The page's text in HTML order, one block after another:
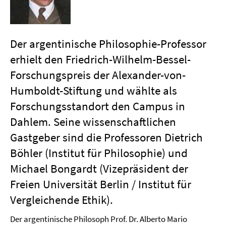
Der argentinische Philosophie-Professor
erhielt den Friedrich-Wilhelm-Bessel-
Forschungspreis der Alexander-von-
Humboldt-Stiftung und wählte als
Forschungsstandort den Campus in
Dahlem. Seine wissenschaftlichen
Gastgeber sind die Professoren Dietrich
Böhler (Institut für Philosophie) und
Michael Bongardt (Vizepräsident der
Freien Universität Berlin / Institut für
Vergleichende Ethik).
Der argentinische Philosoph Prof. Dr. Alberto Mario